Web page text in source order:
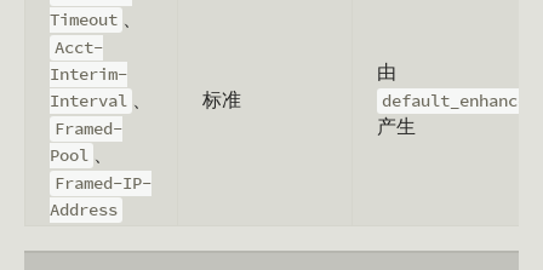
Timeout 、
Acct-
Interim-
Interval 、
Framed-
Pool 、
Framed-IP-
Address
标准
由
产生